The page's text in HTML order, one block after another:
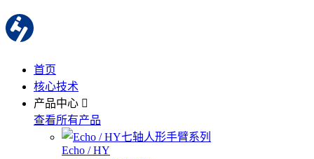
首页
核心技术
产品中心
查看所有产品
Echo / HY